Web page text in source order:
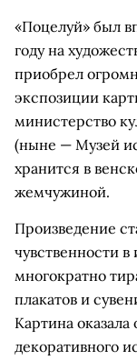
«Поцелуй» был
году на
приобрел
экспозиции
министерство
(ныне — Музей
хранится в
жемчужиной.
Произведение
чувственности в
многократно
плакатов и
Картина
декоративного